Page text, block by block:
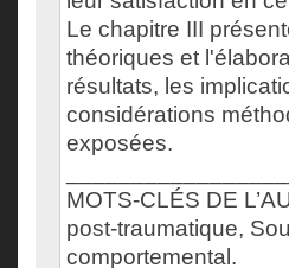
Le chapitre III
théoriques et
résultats, les
considérations
exposées.
MOTS-CLÉS DE
post-traumatique,
comportemental.